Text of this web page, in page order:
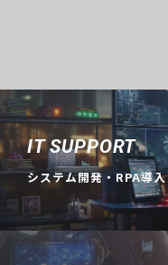
IT SUPPORT
システム開発・RPA導入